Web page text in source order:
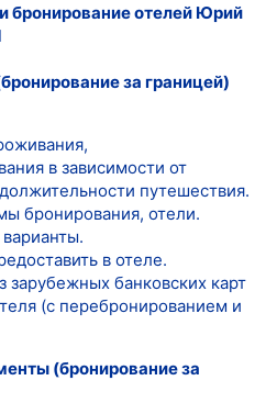
бронирование отелей Юрий
за границей)
в зависимости от
путешествия.
бронирования, отели.
в отеле.
зарубежных банковских карт
(с перебронированием и
(бронирование за